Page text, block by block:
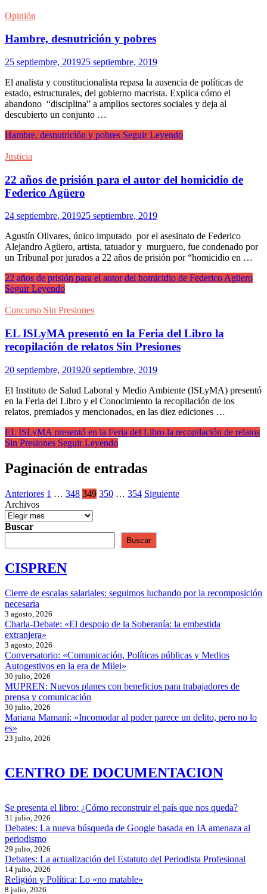
Opinión
Hambre, desnutrición y pobres
25 septiembre, 201925 septiembre, 2019
El analista y constitucionalista repasa la ausencia de políticas de
estado, estructurales, del gobierno macrista. Explica cómo el
abandono “disciplina” a amplios sectores sociales y deja al
descubierto un conjunto …
Hambre, desnutrición y pobres Seguir Leyendo
Justicia
22 años de prisión para el autor del homicidio de
Federico Agüero
24 septiembre, 201925 septiembre, 2019
Agustín Olivares, único imputado por el asesinato de Federico
Alejandro Agüero, artista, tatuador y murguero, fue condenado por
un Tribunal por jurados a 22 años de prisión por “homicidio en …
22 años de prisión para el autor del homicidio de Federico Agüero
Seguir Leyendo
Concurso Sin Presiones
EL ISLyMA presentó en la Feria del Libro la
recopilación de relatos Sin Presiones
20 septiembre, 201920 septiembre, 2019
El Instituto de Salud Laboral y Medio Ambiente (ISLyMA) presentó
en la Feria del Libro y el Conocimiento la recopilación de los
relatos, premiados y mencionados, en las diez ediciones …
EL ISLyMA presentó en la Feria del Libro la recopilación de relatos
Sin Presiones Seguir Leyendo
Paginación de entradas
Anteriores 1 … 348 349 350 … 354 Siguiente
Archivos
Buscar
Buscar
CISPREN
Cierre de escalas salariales: seguimos luchando por la recomposición
necesaria
3 agosto, 2026
Charla-Debate: «El despojo de la Soberanía: la embestida
extranjera»
3 agosto, 2026
Conversatorio: «Comunicación, Políticas públicas y Medios
Autogestivos en la era de Milei»
30 julio, 2026
MUPREN: Nuevos planes con beneficios para trabajadores de
prensa y comunicación
30 julio, 2026
Mariana Mamaní: «Incomodar al poder parece un delito, pero no lo
es»
23 julio, 2026
CENTRO DE DOCUMENTACION
Se presenta el libro: ¿Cómo reconstruir el país que nos queda?
31 julio, 2026
Debates: La nueva búsqueda de Google basada en IA amenaza al
periodismo
29 julio, 2026
Debates: La actualización del Estatuto del Periodista Profesional
14 julio, 2026
Religión y Política: Lo «no matable»
8 julio, 2026